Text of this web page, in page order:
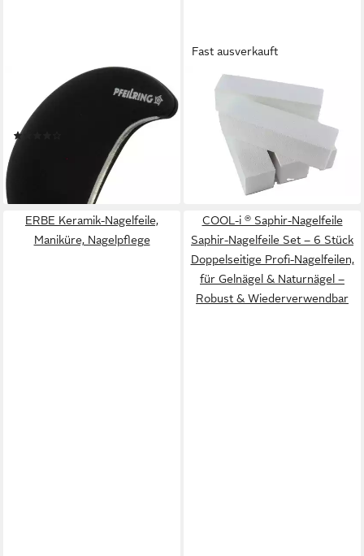
PFEILRING
Reiseformfeile, im elegantem
Design, Maniküre, Nagelpflege
7,99 €
lieferbar - in 6-8 Werktagen bei dir
Fast ausverkauft
WORLD OF NAILS-DESIGN
Polierblock weiße Buffer,
Schleifblöcke 100/100
Profiqualität 10er Pack
(1,00 €/ 1 Stk)
lieferbar - in 4-5 Werktagen bei dir
ERBE Keramik-Nagelfeile,
Maniküre, Nagelpflege
COOL-i ® Saphir-Nagelfeile
Saphir-Nagelfeile Set – 6 Stück
Doppelseitige Profi-Nagelfeilen,
für Gelnägel & Naturnägel –
Robust & Wiederverwendbar